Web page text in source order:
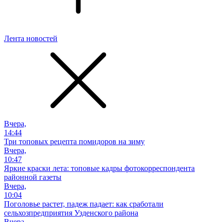
Лента новостей
Вчера,
14:44
Три топовых рецепта помидоров на зиму
Вчера,
10:47
Яркие краски лета: топовые кадры фотокорреспондента
районной газеты
Вчера,
10:04
Поголовье растет, падеж падает: как сработали
сельхозпредприятия Узденского района